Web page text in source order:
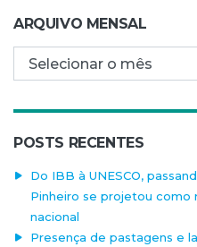
ARQUIVO MENSAL
Arquivo mensal
POSTS RECENTES
Do IBB à UNESCO,
Pinheiro se projetou como
nacional
Presença de pastagens e